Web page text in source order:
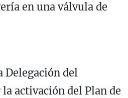
en una válvula de
Delegación del
activación del Plan de